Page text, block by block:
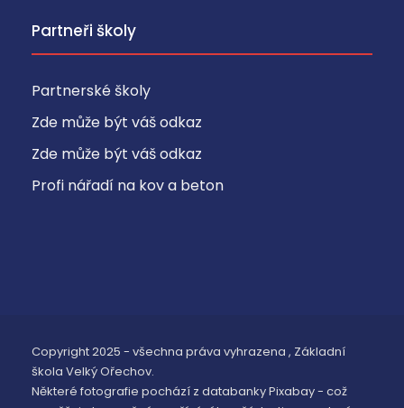
Partneři školy
Partnerské školy
Zde může být váš odkaz
Zde může být váš odkaz
Profi nářadí na kov a beton
Copyright 2025 - všechna práva vyhrazena , Základní
škola Velký Ořechov.
Některé fotografie pochází z databanky Pixabay - což